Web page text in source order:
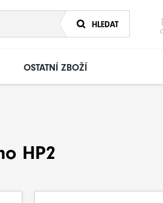
HLEDAT
OSTATNÍ ZBOŽÍ
HP2